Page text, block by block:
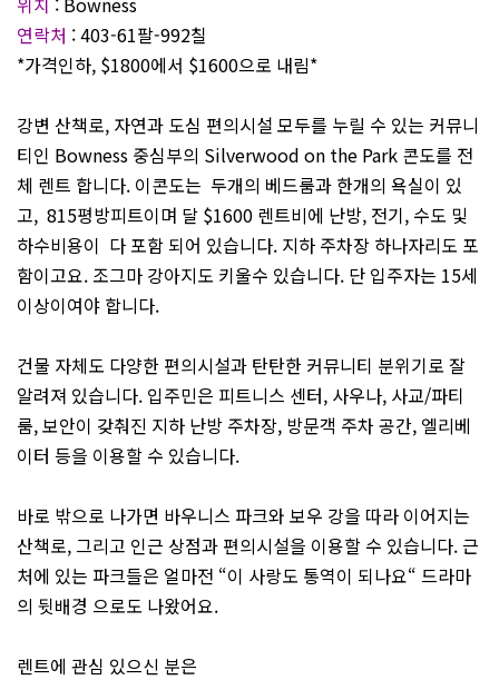
연락처 : 403-61팔-992칠
*가격인하, $1800에서 $1600으로 내림*
강변 산책로, 자연과 도심 편의시설 모두를 누릴 수 있는 커뮤니
티인 Bowness 중심부의 Silverwood on the Park 콘도를 전
체 렌트 합니다. 이콘도는 두개의 베드룸과 한개의 욕실이 있
고, 815평방피트이며 달 $1600 렌트비에 난방, 전기, 수도 및
하수비용이 다 포함 되어 있습니다. 지하 주차장 하나자리도 포
함이고요. 조그마 강아지도 키울수 있습니다. 단 입주자는 15세
이상이여야 합니다.
건물 자체도 다양한 편의시설과 탄탄한 커뮤니티 분위기로 잘
알려져 있습니다. 입주민은 피트니스 센터, 사우나, 사교/파티
룸, 보안이 갖춰진 지하 난방 주차장, 방문객 주차 공간, 엘리베
이터 등을 이용할 수 있습니다.
바로 밖으로 나가면 바우니스 파크와 보우 강을 따라 이어지는
산책로, 그리고 인근 상점과 편의시설을 이용할 수 있습니다. 근
처에 있는 파크들은 얼마전 “이 사랑도 통역이 되나요“ 드라마
의 뒷배경 으로도 나왔어요.
렌트에 관심 있으신 분은